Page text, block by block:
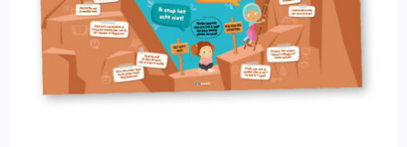
Bewegend leren
Kunstzinnige vorming
Zorg
Deltas(12)
Lesmaatje(2)
Filter op prijs